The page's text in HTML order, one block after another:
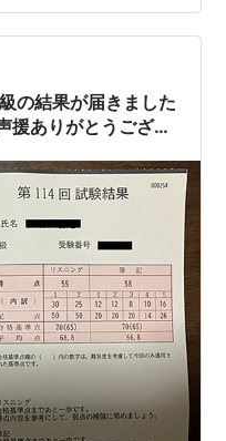
私の実力は4級レベル
格出来るの？と尋ねる
、合格の可能性はあ
それなりにハードな内
の結果が届きました
援ありがとうござい